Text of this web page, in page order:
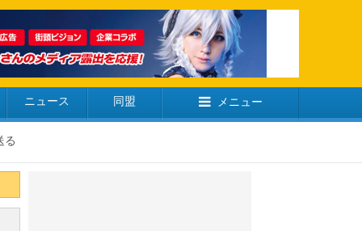
ニュース 同盟 メニュー
る